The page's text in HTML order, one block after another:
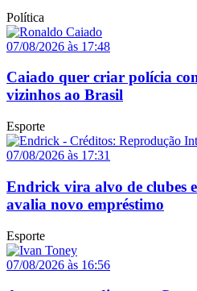
Política
07/08/2026 às 17:48
Caiado quer criar polícia
vizinhos ao Brasil
Esporte
07/08/2026 às 17:31
Endrick vira alvo de clubes
avalia novo empréstimo
Esporte
07/08/2026 às 16:56